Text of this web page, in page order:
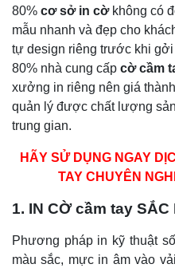
80% cơ sở in cờkhông có
mẫu nhanh và đẹp cho
tự design riêng trước khi gởi
80% nhà cung cấp cờ cầm
xưởng in riêng nên giá
quản lý được chất lượng
trung gian.
HÃY SỬ DỤNG NGAY
TAY CHUYÊN
1. IN CỜ cầm tay SẮC
Phương pháp in kỹ thuật
màu sắc, mực in âm vào